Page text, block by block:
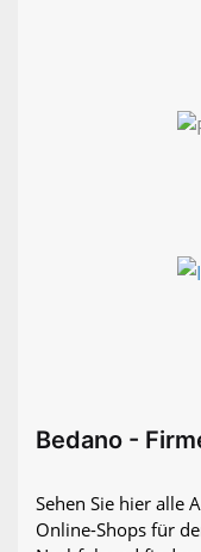
Bedano -
Sehen Sie hier alle
Online-Shops für